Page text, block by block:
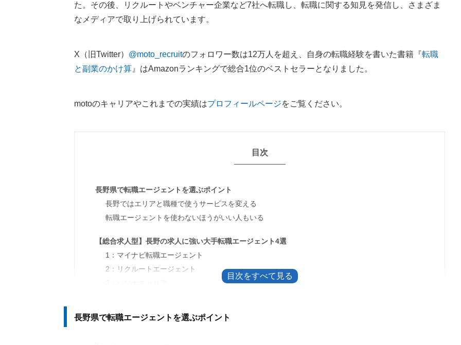
た。その後、リクルートやベンチャー企業など7社へ転職し、転職に関する知見を発信し、さまざま
なメディアで取り上げられています。
X（旧Twitter） @moto_recruitのフォロワー数は12万人を超え、自身の転職経験を書いた書籍『転職
と副業のかけ算 』はAmazonランキングで総合1位のベストセラーとなりました。
motoのキャリアやこれまでの実績はプロフィールページをご覧ください。
目次
長野県で転職エージェントを選ぶポイント
長野ではエリアと職種で使うサービスを変える
転職エージェントを使わないほうがいい人もいる
【総合求人型】長野の求人に強い大手転職エージェント4選
1：マイナビ転職エージェント
2：リクルートエージェント
【地域求人特化型】長野の求人に強い転職サービス5選
長野県で転職エージェントを選ぶポイント